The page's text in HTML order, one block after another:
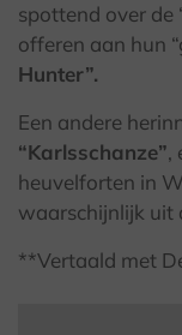
spottend over de
offeren aan hun
Hunter”.
Een andere
“Karlsschanze”,
heuvelforten in
waarschijnlijk uit
**Vertaald met